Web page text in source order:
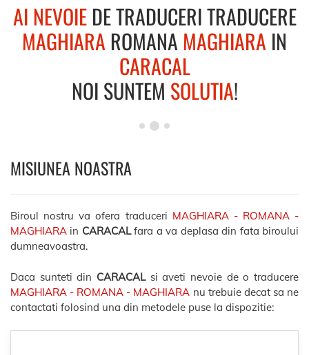
AI NEVOIEDE TRADUCERI TRADUCERE
MAGHIARA ROMANA MAGHIARA IN
CARACAL
NOI SUNTEM SOLUTIA!
MISIUNEA NOASTRA
Biroul nostru va ofera traduceri MAGHIARA - ROMANA -
MAGHIARA in CARACALfara a va deplasa din fata biroului
dumneavoastra.
Daca sunteti din CARACALsi aveti nevoie de o traducere
MAGHIARA - ROMANA - MAGHIARA nu trebuie decat sa ne
contactati folosind una din metodele puse la dispozitie: